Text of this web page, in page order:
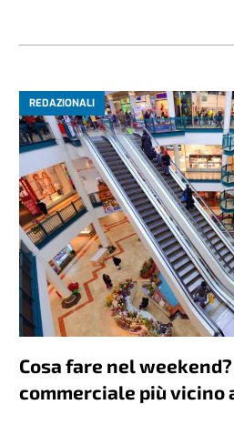
REDAZIONALI
Cosa fare nel
commerciale più vicino